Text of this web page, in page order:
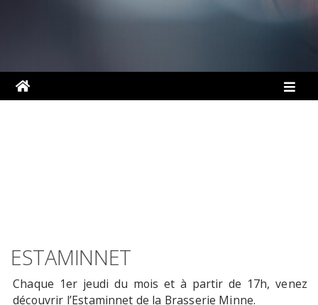
ESTAMINNET
Chaque 1er jeudi du mois et à partir de 17h, venez
découvrir l’Estaminnet de la Brasserie Minne.